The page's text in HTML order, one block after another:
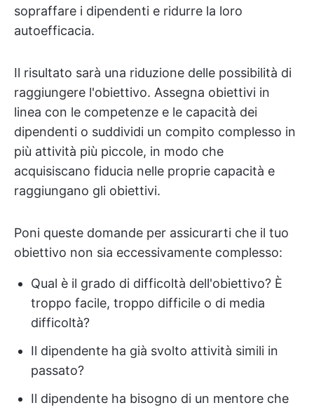
sopraffare i dipendenti e ridurre la loro
autoefficacia.
Il risultato sarà una riduzione delle possibilità di
raggiungere l'obiettivo. Assegna obiettivi in
linea con le competenze e le capacità dei
dipendenti o suddividi un compito complesso in
più attività più piccole, in modo che
acquisiscano fiducia nelle proprie capacità e
raggiungano gli obiettivi.
Poni queste domande per assicurarti che il tuo
obiettivo non sia eccessivamente complesso:
Qual è il grado di difficoltà dell'obiettivo? È
troppo facile, troppo difficile o di media
difficoltà?
Il dipendente ha già svolto attività simili in
passato?
Il dipendente ha bisogno di un mentore che